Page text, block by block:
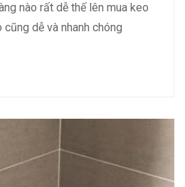
nào rất dễ thế lên mua keo
dễ và nhanh chóng